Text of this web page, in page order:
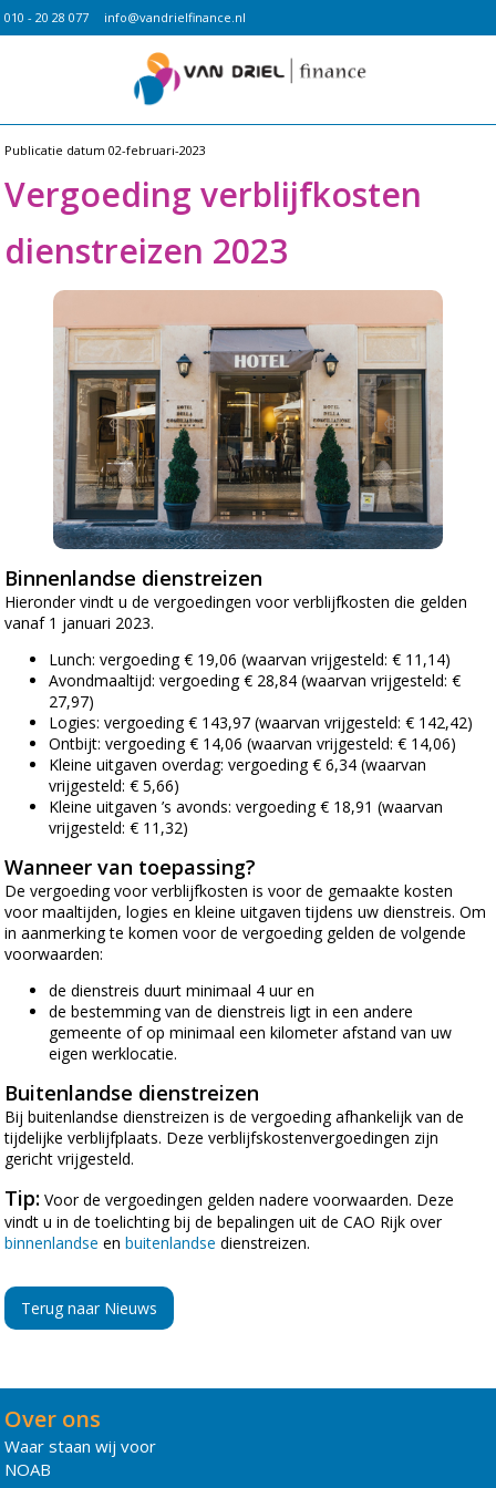
010 - 20 28 077 info@vandrielfinance.nl
Publicatie datum 02-februari-2023
Vergoeding verblijfkosten
dienstreizen 2023
Binnenlandse dienstreizen
Hieronder vindt u de vergoedingen voor verblijfkosten die gelden
vanaf 1 januari 2023.
Lunch: vergoeding € 19,06 (waarvan vrijgesteld: € 11,14)
Avondmaaltijd: vergoeding € 28,84 (waarvan vrijgesteld: €
27,97)
Logies: vergoeding € 143,97 (waarvan vrijgesteld: € 142,42)
Ontbijt: vergoeding € 14,06 (waarvan vrijgesteld: € 14,06)
Kleine uitgaven overdag: vergoeding € 6,34 (waarvan
vrijgesteld: € 5,66)
Kleine uitgaven ’s avonds: vergoeding € 18,91 (waarvan
vrijgesteld: € 11,32)
Wanneer van toepassing?
De vergoeding voor verblijfkosten is voor de gemaakte kosten
voor maaltijden, logies en kleine uitgaven tijdens uw dienstreis. Om
in aanmerking te komen voor de vergoeding gelden de volgende
voorwaarden:
de dienstreis duurt minimaal 4 uur en
de bestemming van de dienstreis ligt in een andere
gemeente of op minimaal een kilometer afstand van uw
eigen werklocatie.
Buitenlandse dienstreizen
Bij buitenlandse dienstreizen is de vergoeding afhankelijk van de
tijdelijke verblijfplaats. Deze verblijfskostenvergoedingen zijn
gericht vrijgesteld.
Tip: Voor de vergoedingen gelden nadere voorwaarden. Deze
vindt u in de toelichting bij de bepalingen uit de CAO Rijk over
binnenlandse enbuitenlandse dienstreizen.
Terug naar Nieuws
Over ons
Waar staan wij voor
NOAB